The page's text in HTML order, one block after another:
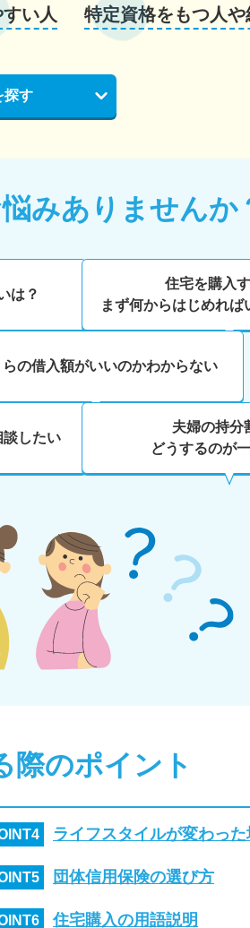
い人 特定資格をもつ人や
探す
みありませんか
は？
住宅を購入
まず何からはじめれば
らの借入額がいいのかわからない
したい
夫婦の持分
どうするのが
際のポイント
4 ライフスタイルが変わっ
5 団体信用保険の選び方
6 住宅購入の用語説明